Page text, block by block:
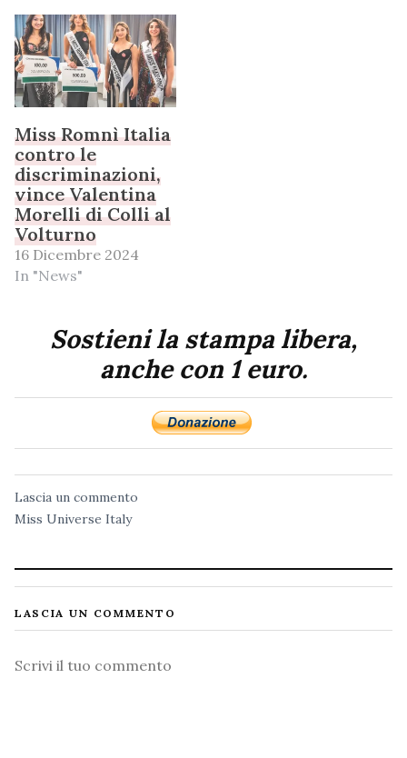
Miss Romnì Italia
contro le
discriminazioni,
vince Valentina
Morelli di Colli al
Volturno
16 Dicembre 2024
In "News"
Sostieni la stampa libera,
anche con 1 euro.
Lascia un commento
Miss Universe Italy
LASCIA UN COMMENTO
Commento